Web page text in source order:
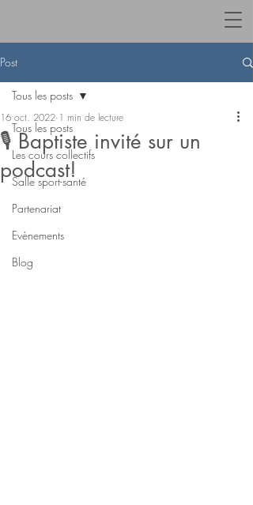
Post
Tous les posts
Les cours collectifs
Salle sport-santé
Partenariat
Evènements
Blog
Tous les posts
🎙 Baptiste invité sur un
podcast!
16 oct. 2022 1 min de lecture